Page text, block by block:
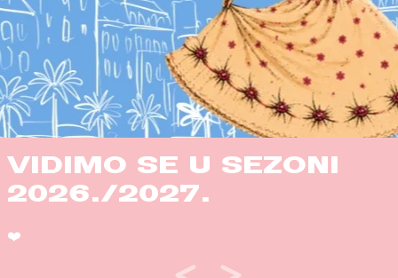
VIDIMO SE U SEZONI
2026./2027.
❤️